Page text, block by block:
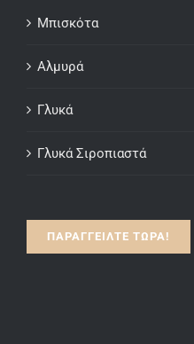
Μπισκότα
Αλμυρά
Γλυκά
Γλυκά Σιροπιαστά
ΠΑΡΑΓΓΕΙΛΤΕ ΤΩΡΑ!